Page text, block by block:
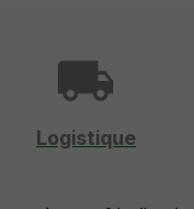
local_shipping
Logistique